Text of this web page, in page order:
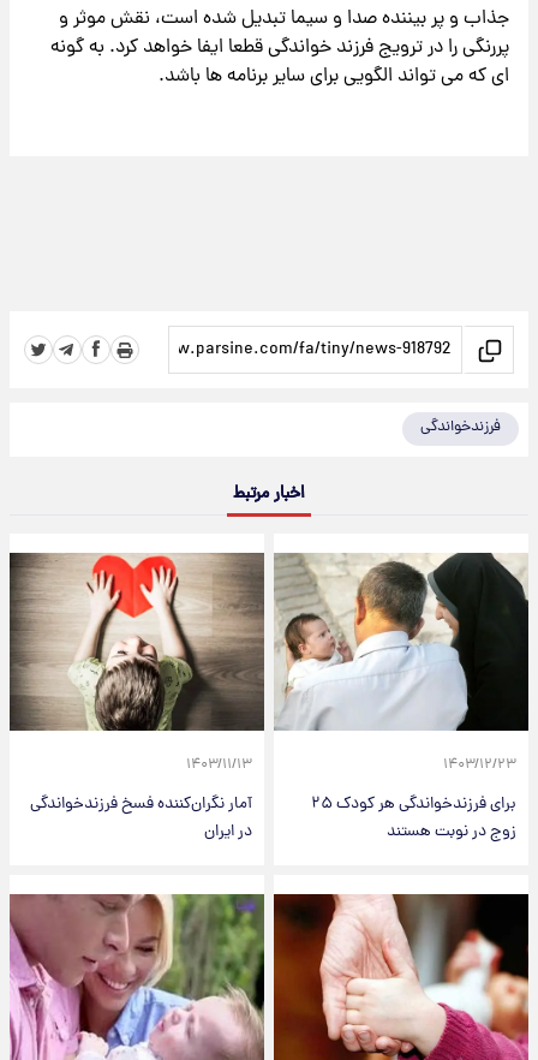
جذاب و پر بیننده صدا و سیما تبدیل شده است، نقش موثر و
پررنگی را در ترویج فرزند خواندگی قطعا ایفا خواهد کرد. به گونه
ای که می تواند الگویی برای سایر برنامه ها باشد.
فرزندخواندگی
اخبار مرتبط
۱۴۰۳/۱۲/۲۳
برای فرزندخواندگی هر کودک ۲۵
زوج در نوبت هستند
۱۴۰۳/۱۱/۱۳
آمار نگران‌کننده فسخ فرزندخواندگی
در ایران